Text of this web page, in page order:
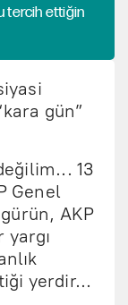
tercih ettiğin
gün”
13
Genel
AKP
yargı
yerdir...